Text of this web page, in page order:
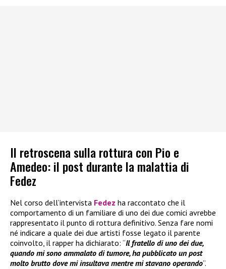
Il retroscena sulla rottura con Pio e
Amedeo: il post durante la malattia di
Fedez
Nel corso dell’intervista Fedez ha raccontato che il
comportamento di un familiare di uno dei due comici avrebbe
rappresentato il punto di rottura definitivo. Senza fare nomi
né indicare a quale dei due artisti fosse legato il parente
coinvolto, il rapper ha dichiarato: “Il fratello di uno dei due,
quando mi sono ammalato di tumore, ha pubblicato un post
molto brutto dove mi insultava mentre mi stavano operando”.